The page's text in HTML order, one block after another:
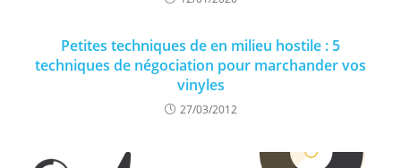
Petites techniques de en milieu hostile : 5
techniques de négociation pour marchander vos
vinyles
27/03/2012